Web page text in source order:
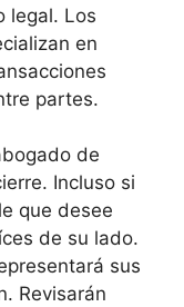
legal. Los
en
partes.
de
Incluso si
que desee
de su lado.
sus
Revisarán